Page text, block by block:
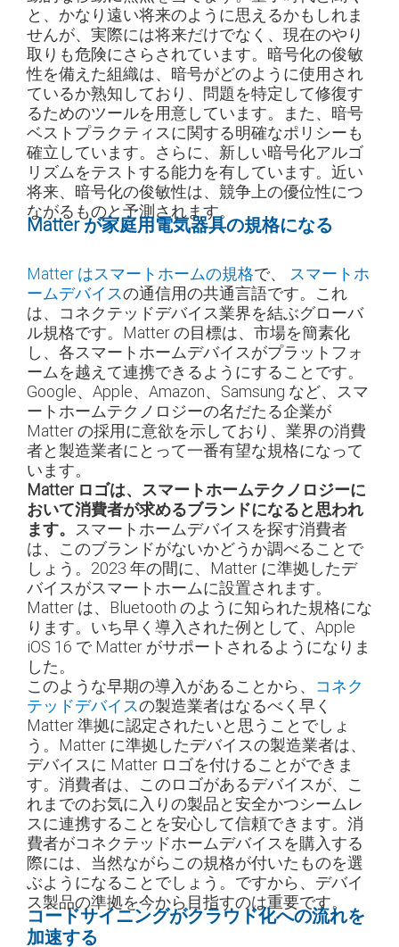
と、かなり遠い将来のように思えるかもしれま
せんが、実際には将来だけでなく、現在のやり
取りも危険にさらされています。暗号化の俊敏
性を備えた組織は、暗号がどのように使用され
ているか熟知しており、問題を特定して修復す
るためのツールを用意しています。また、暗号
ベストプラクティスに関する明確なポリシーも
確立しています。さらに、新しい暗号化アルゴ
リズムをテストする能力を有しています。近い
将来、暗号化の俊敏性は、競争上の優位性につ
ながるものと予測されます。
Matter が家庭用電気器具の規格になる
Matter はスマートホームの規格で、 スマートホ
ームデバイスの通信用の共通言語です。これ
は、コネクテッドデバイス業界を結ぶグローバ
ル規格です。Matter の目標は、市場を簡素化
し、各スマートホームデバイスがプラットフォ
ームを越えて連携できるようにすることです。
Google、Apple、Amazon、Samsung など、スマ
ートホームテクノロジーの名だたる企業が
Matter の採用に意欲を示しており、業界の消費
者と製造業者にとって一番有望な規格になって
います。
Matter ロゴは、スマートホームテクノロジーに
おいて消費者が求めるブランドになると思われ
ます。 スマートホームデバイスを探す消費者
は、このブランドがないかどうか調べることで
しょう。2023 年の間に、Matter に準拠したデ
バイスがスマートホームに設置されます。
Matter は、Bluetooth のように知られた規格にな
ります。いち早く導入された例として、Apple
iOS 16 で Matter がサポートされるようになりま
した。
このような早期の導入があることから、 コネク
テッドデバイスの製造業者はなるべく早く
Matter 準拠に認定されたいと思うことでしょ
う。Matter に準拠したデバイスの製造業者は、
デバイスに Matter ロゴを付けることができま
す。消費者は、このロゴがあるデバイスが、こ
れまでのお気に入りの製品と安全かつシームレ
スに連携することを安心して信頼できます。消
費者がコネクテッドホームデバイスを購入する
際には、当然ながらこの規格が付いたものを選
ぶようになることでしょう。ですから、デバイ
ス製品の準拠を今から目指すのは重要です。
コードサイニングがクラウド化への流れを
加速する